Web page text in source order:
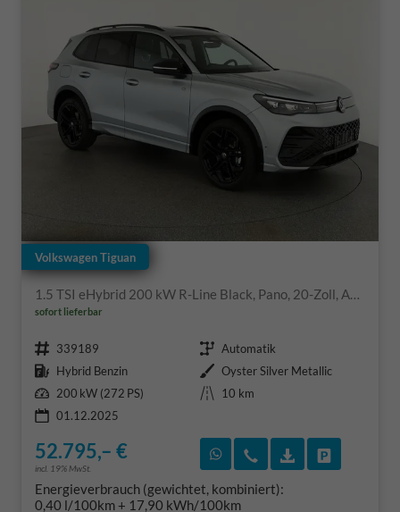
Volkswagen Tiguan
1.5 TSI eHybrid 200 kW R-Line Black, Pano, 20-Zoll, AHK, AreaView, 5-J Garantie
sofort lieferbar
Fahrzeugnr. 339189 Getriebe Automatik
Kraftstoff Hybrid Benzin Außenfarbe Oyster Silver Metallic
Leistung 200 kW (272 PS) Kilometerstand
10 km
01.12.2025
52.795,– €
incl. 19% MwSt.
Rückruf vereinbaren
Wir rufen Sie an
Energieverbrauch (gewichtet, kombiniert):
0,40 l/100km + 17,90 kWh/100km